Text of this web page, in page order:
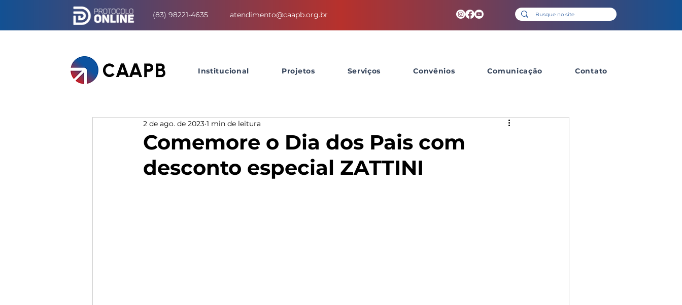
(83) 98221-4635 atendimento@caapb.org.br
Institucional Projetos Serviços Convênios Comunicação Contato
Comemore o Dia dos Pais com
desconto especial ZATTINI
2 de ago. de 2023 1 min de leitura